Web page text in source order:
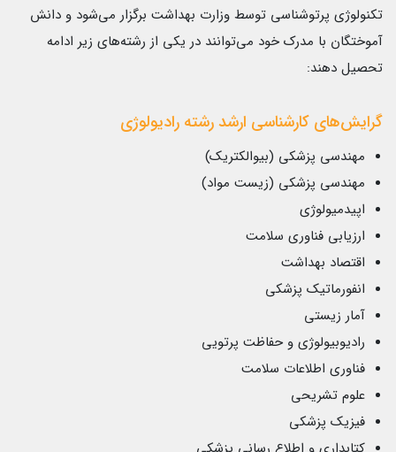
تکنولوژی پرتوشناسی توسط وزارت بهداشت برگزار می‌شود و دانش
آموختگان با مدرک خود می‌توانند در یکی از رشته‌های زیر ادامه
تحصیل دهند:
گرایش‌های کارشناسی ارشد رشته رادیولوژی
مهندسی پزشکی (بیوالکتریک)
مهندسی پزشکی (زیست مواد)
اپیدمیولوژی
ارزیابی فناوری سلامت
اقتصاد بهداشت
انفورماتیک پزشکی
آمار زیستی
رادیوبیولوژی و حفاظت پرتویی
فناوری اطلاعات سلامت
علوم تشریحی
فیزیک پزشکی